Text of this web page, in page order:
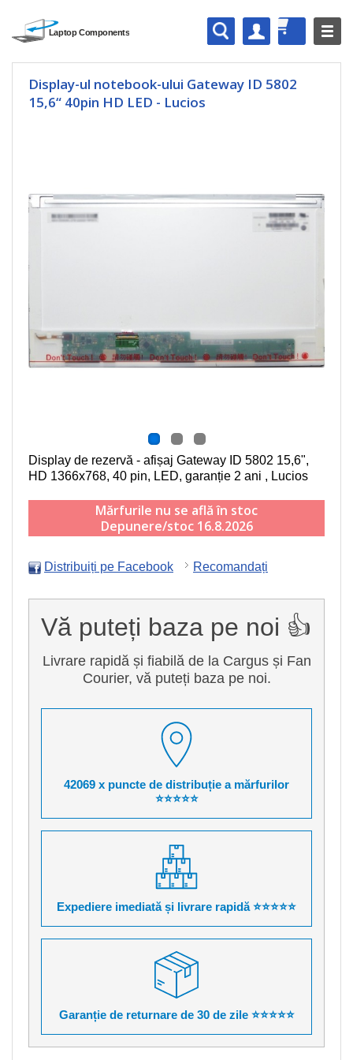
Display-ul notebook-ului Gateway ID 5802
15,6“ 40pin HD LED - Lucios
Display de rezervă - afișaj Gateway ID 5802 15,6",
HD 1366x768, 40 pin, LED, garanție 2 ani , Lucios
Mărfurile nu se află în stoc
Depunere/stoc 16.8.2026
Distribuiți pe Facebook Recomandați
Vă puteți baza pe noi 👍
Livrare rapidă și fiabilă de la Cargus și Fan
Courier, vă puteți baza pe noi.
42069 x puncte de distribuție a mărfurilor
⭐⭐⭐⭐⭐
Expediere imediată și livrare rapidă ⭐⭐⭐⭐⭐
Garanție de returnare de 30 de zile ⭐⭐⭐⭐⭐